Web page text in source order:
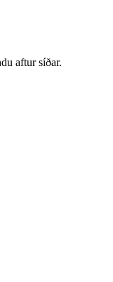
aftur síðar.